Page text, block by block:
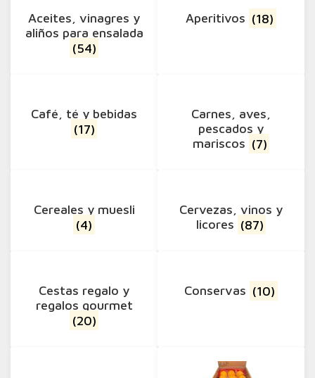
Aceites, vinagres y
aliños para ensalada
(54)
Aperitivos (18)
Café, té y bebidas
(17)
Carnes, aves,
pescados y
mariscos (7)
Cereales y muesli
(4)
Cervezas, vinos y
licores (87)
Cestas regalo y
regalos gourmet
(20)
Conservas (10)